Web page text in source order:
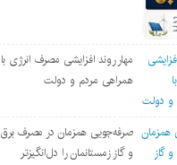
مهار روند افزایشی مصرف انرژی با
همراهی مردم و دولت
صرفه‌جویی همزمان در مصرف برق
و گاز زمستانمان را دل‌انگیزتر